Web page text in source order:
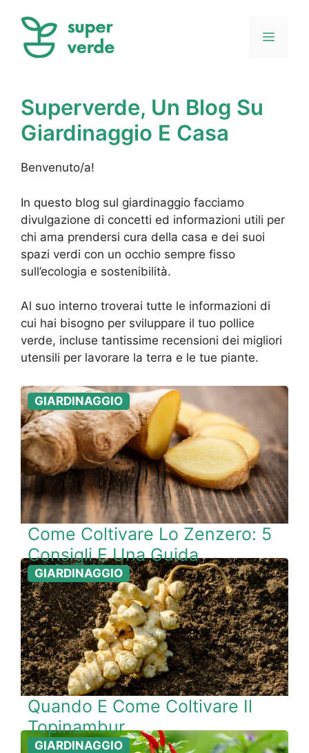
contenuto
Menu
Superverde, Un Blog Su
Giardinaggio E Casa
Benvenuto/a!
In questo blog sul giardinaggio facciamo
divulgazione di concetti ed informazioni utili per
chi ama prendersi cura della casa e dei suoi
spazi verdi con un occhio sempre fisso
sull’ecologia e sostenibilità.
Al suo interno troverai tutte le informazioni di
cui hai bisogno per sviluppare il tuo pollice
verde, incluse tantissime recensioni dei migliori
utensili per lavorare la terra e le tue piante.
GIARDINAGGIO
Come Coltivare Lo Zenzero: 5
Consigli E Una Guida
GIARDINAGGIO
Quando E Come Coltivare Il
Topinambur
GIARDINAGGIO